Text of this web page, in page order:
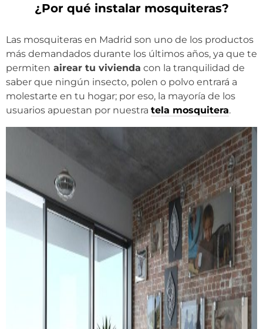
¿Por qué instalar mosquiteras?
Las mosquiteras en Madrid son uno de los productos
más demandados durante los últimos años, ya que te
permiten airear tu vivienda con la tranquilidad de
saber que ningún insecto, polen o polvo entrará a
molestarte en tu hogar; por eso, la mayoría de los
usuarios apuestan por nuestra tela mosquitera.